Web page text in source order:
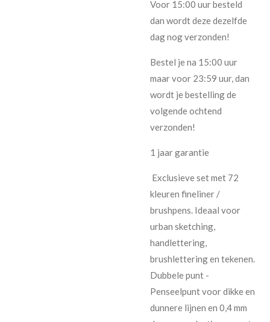
Voor 15:00 uur besteld
dan wordt deze dezelfde
dag nog verzonden!
Bestel je na 15:00 uur
maar voor 23:59 uur, dan
wordt je bestelling de
volgende ochtend
verzonden!
1 jaar garantie
Exclusieve set met 72
kleuren fineliner /
brushpens. Ideaal voor
urban sketching,
handlettering,
brushlettering en tekenen.
Dubbele punt -
Penseelpunt voor dikke en
dunnere lijnen en 0,4 mm